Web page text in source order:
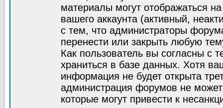
материалы могут отображаться
вашего аккаунта (активный,
с тем, что администраторы
перенести или закрыть любую
Как пользователь вы согласны с
храниться в базе данных. Хотя
информация не будет открыта
администрация форумов не может
которые могут привести к